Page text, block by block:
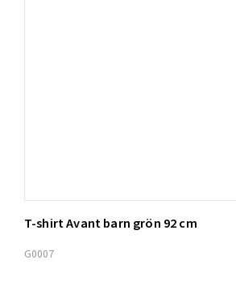
T-shirt Avant barn grön 92 cm
G0007